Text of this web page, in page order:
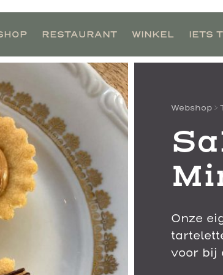
RESTAURANT WINKEL IETS
Webshop >
Onze
voor bij